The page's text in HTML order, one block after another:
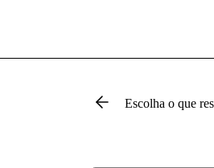
Escolha o que